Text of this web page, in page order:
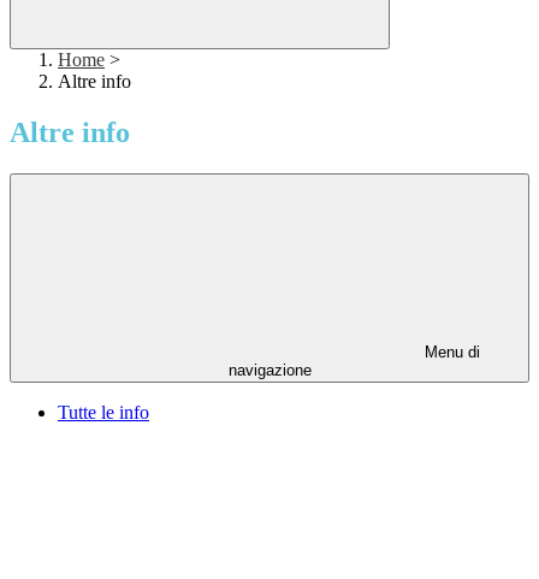
Home >
Altre info
Altre info
Menu di
navigazione
Tutte le info